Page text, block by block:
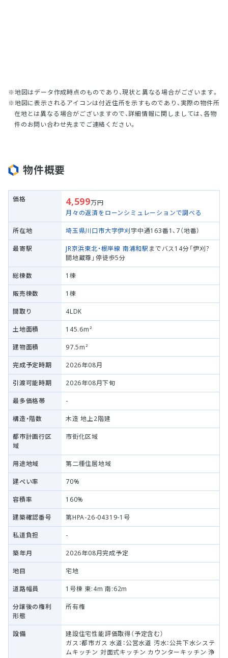
地図はデータ作成時点のものであり、現状と異なる場合がございます。
地図に表示されるアイコンは付近住所を示すものであり、実際の物件所
在地とは異なる場合がございますので、詳細情報に関しましては、各物
件のお問い合わせ先までご連絡ください。
物件概要
価格 4,599万円
月々の返済をローンシミュレーションで調べる
所在地 埼玉県川口市大字伊刈字中通163番1、7（地番）
最寄駅 JR京浜東北・根岸線 南浦和駅 までバス14分「伊刈?
間地蔵尊」停徒歩5分
総棟数 1棟
販売棟数 1棟
間取り 4LDK
土地面積 145.6m²
建物面積 97.5m²
完成予定時期 2026年08月
引渡可能時期 2026年08月下旬
最多価格帯 -
構造・階数 木造 地上2階建
都市計画行区
域
市街化区域
用途地域 第二種住居地域
建ぺい率 70%
容積率 160%
建築確認番号 第HPA-26-04319-1号
私道負担 -
築年月 2026年08月完成予定
地目 宅地
道路幅員 1号棟 東:4m 南:62m
分譲後の権利
形態
所有権
設備
建設住宅性能評価取得（予定含む）
ガス：都市ガス 水道：公営水道 汚水：公共下水システ
ムキッチン 対面式キッチン カウンターキッチン 浄